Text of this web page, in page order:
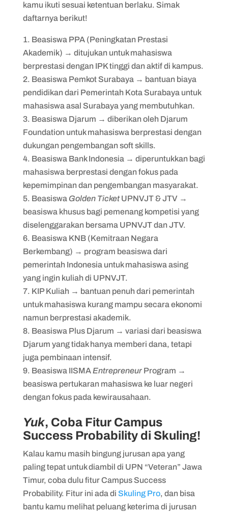
kamu ikuti sesuai ketentuan berlaku. Simak
daftarnya berikut!
Beasiswa PPA (Peningkatan Prestasi
Akademik) → ditujukan untuk mahasiswa
berprestasi dengan IPK tinggi dan aktif di kampus.
Beasiswa Pemkot Surabaya → bantuan biaya
pendidikan dari Pemerintah Kota Surabaya untuk
mahasiswa asal Surabaya yang membutuhkan.
Beasiswa Djarum → diberikan oleh Djarum
Foundation untuk mahasiswa berprestasi dengan
dukungan pengembangan soft skills.
Beasiswa Bank Indonesia → diperuntukkan bagi
mahasiswa berprestasi dengan fokus pada
kepemimpinan dan pengembangan masyarakat.
Beasiswa Golden TicketUPNVJT & JTV →
beasiswa khusus bagi pemenang kompetisi yang
diselenggarakan bersama UPNVJT dan JTV.
Beasiswa KNB (Kemitraan Negara
Berkembang) → program beasiswa dari
pemerintah Indonesia untuk mahasiswa asing
yang ingin kuliah di UPNVJT.
KIP Kuliah → bantuan penuh dari pemerintah
untuk mahasiswa kurang mampu secara ekonomi
namun berprestasi akademik.
Beasiswa Plus Djarum → variasi dari beasiswa
Djarum yang tidak hanya memberi dana, tetapi
juga pembinaan intensif.
Beasiswa IISMAEntrepreneurProgram →
beasiswa pertukaran mahasiswa ke luar negeri
dengan fokus pada kewirausahaan.
Yuk, Coba Fitur Campus
Success Probability di Skuling!
Kalau kamu masih bingung jurusan apa yang
paling tepat untuk diambil di UPN “Veteran” Jawa
Timur, coba dulu fitur Campus Success
Probability. Fitur ini ada di Skuling Pro, dan bisa
bantu kamu melihat peluang keterima di jurusan